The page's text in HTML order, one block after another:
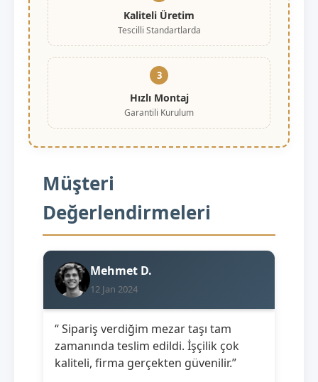
Kaliteli Üretim
Tescilli Standartlarda
3
Hızlı Montaj
Garantili Kurulum
Müşteri
Değerlendirmeleri
Mehmet D.
12 Jan 2024
“ Sipariş verdiğim mezar taşı tam
zamanında teslim edildi. İşçilik çok
kaliteli, firma gerçekten güvenilir.”